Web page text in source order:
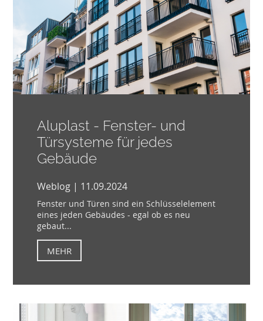
Aluplast - Fenster- und
Türsysteme für jedes
Gebäude
Weblog | 11.09.2024
Fenster und Türen sind ein Schlüsselelement
eines jeden Gebäudes - egal ob es neu
gebaut...
MEHR